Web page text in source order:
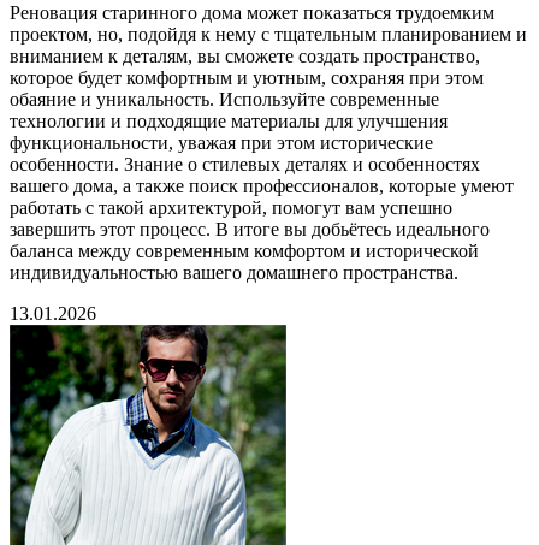
Реновация старинного дома может показаться трудоемким
проектом, но, подойдя к нему с тщательным планированием и
вниманием к деталям, вы сможете создать пространство,
которое будет комфортным и уютным, сохраняя при этом
обаяние и уникальность. Используйте современные
технологии и подходящие материалы для улучшения
функциональности, уважая при этом исторические
особенности. Знание о стилевых деталях и особенностях
вашего дома, а также поиск профессионалов, которые умеют
работать с такой архитектурой, помогут вам успешно
завершить этот процесс. В итоге вы добьётесь идеального
баланса между современным комфортом и исторической
индивидуальностью вашего домашнего пространства.
13.01.2026